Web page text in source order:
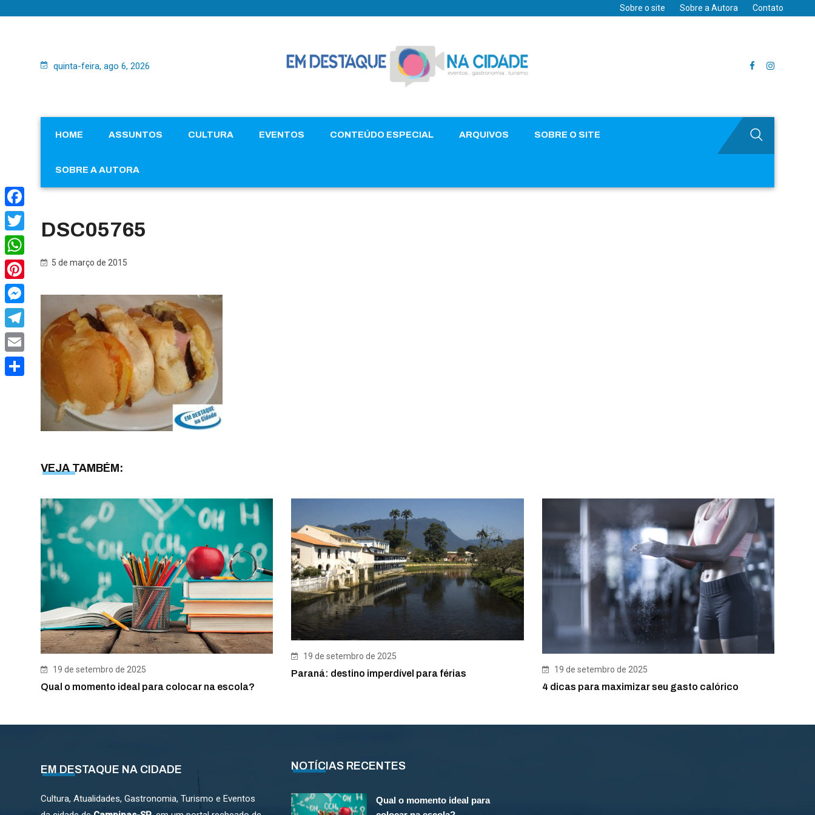
Sobre o site Sobre a Autora Contato
quinta-feira, ago 6, 2026
HOME ASSUNTOS CULTURA EVENTOS CONTEÚDO ESPECIAL ARQUIVOS SOBRE O SITE
SOBRE A AUTORA
DSC05765
5 de março de 2015
VEJA TAMBÉM:
19 de setembro de 2025
Qual o momento ideal para colocar na escola?
19 de setembro de 2025
Paraná: destino imperdível para férias 19 de setembro de 2025
4 dicas para maximizar seu gasto calórico
EM DESTAQUE NA CIDADE
Cultura, Atualidades, Gastronomia, Turismo e Eventos
NOTÍCIAS RECENTES
Qual o momento ideal para
Facebook
Twitter
WhatsApp
Pinterest
Messenger
Telegram
Email